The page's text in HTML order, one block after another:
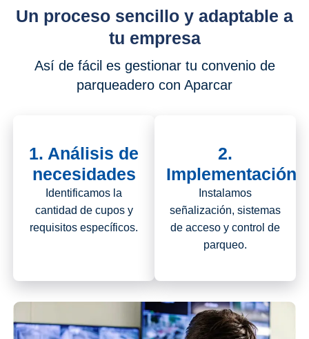
Un proceso sencillo y adaptable a
tu empresa
Así de fácil es gestionar tu convenio de
parqueadero con Aparcar
1. Análisis de
necesidades
Identificamos la
cantidad de cupos y
requisitos específicos.
2.
Implementación
Instalamos
señalización, sistemas
de acceso y control de
parqueo.